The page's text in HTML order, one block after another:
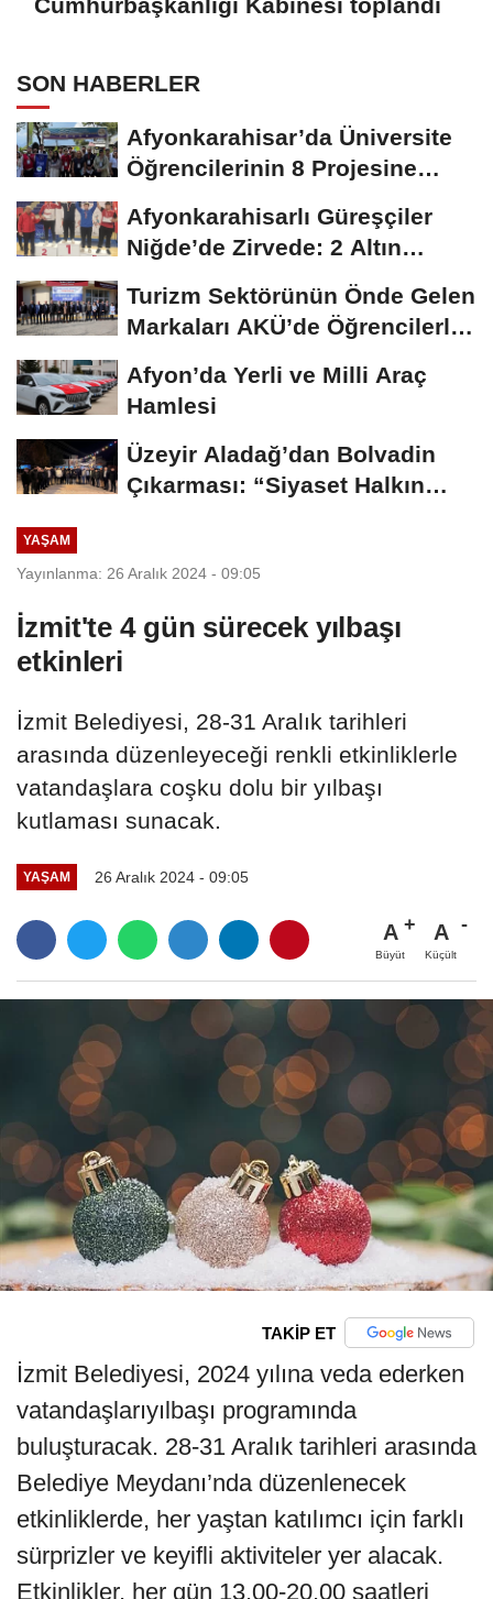
Cumhurbaşkanlığı Kabinesi toplandı
SON HABERLER
Afyonkarahisar’da Üniversite
Öğrencilerinin 8 Projesine
Afyonkarahisarlı Güreşçiler
Niğde’de Zirvede: 2 Altın
Turizm Sektörünün Önde Gelen
Markaları AKÜ’de Öğrencilerle
Afyon’da Yerli ve Milli Araç
Hamlesi
Üzeyir Aladağ’dan Bolvadin
Çıkarması: “Siyaset Halkın
YAŞAM
Yayınlanma: 26 Aralık 2024 - 09:05
İzmit'te 4 gün sürecek yılbaşı
etkinleri
İzmit Belediyesi, 28-31 Aralık tarihleri
arasında düzenleyeceği renkli etkinliklerle
vatandaşlara coşku dolu bir yılbaşı
kutlaması sunacak.
YAŞAM 26 Aralık 2024 - 09:05
A
Büyüt
A
Küçült
TAKİP ET
İzmit Belediyesi, 2024 yılına veda ederken
vatandaşlarıyılbaşı programında
buluşturacak. 28-31 Aralık tarihleri arasında
Belediye Meydanı’nda düzenlenecek
etkinliklerde, her yaştan katılımcı için farklı
sürprizler ve keyifli aktiviteler yer alacak.
Etkinlikler, her gün 13.00-20.00 saatleri